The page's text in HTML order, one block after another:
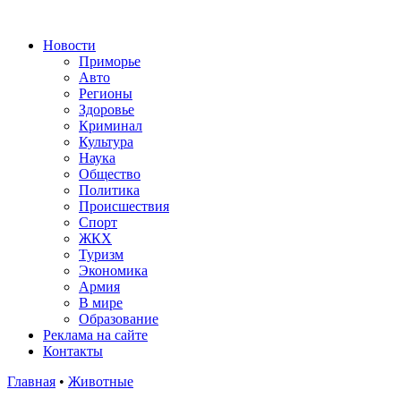
Новости
Приморье
Авто
Регионы
Здоровье
Криминал
Культура
Наука
Общество
Политика
Происшествия
Спорт
ЖКХ
Туризм
Экономика
Армия
В мире
Образование
Реклама на сайте
Контакты
Главная • Животные